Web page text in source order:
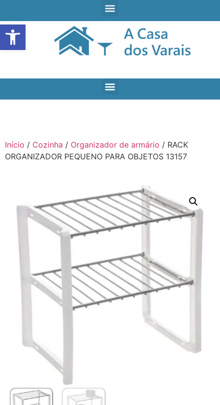
Open toolbar
Início / Cozinha / Organizador de armário / RACK
ORGANIZADOR PEQUENO PARA OBJETOS 13157